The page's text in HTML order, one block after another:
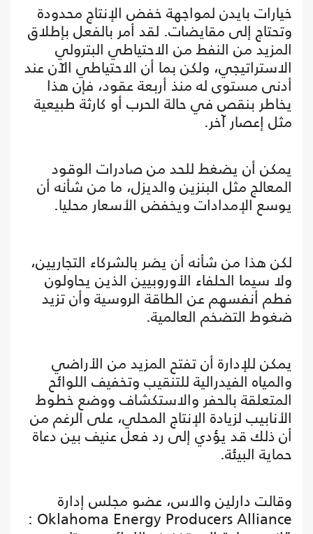
خيارات بايدن لمواجهة خفض الإنتاج محدودة
وتحتاج إلى مقايضات. لقد أمر بالفعل بإطلاق
المزيد من النفط من الاحتياطي البترولي
الاستراتيجي، ولكن بما أن الاحتياطي الآن عند
أدنى مستوى له منذ أربعة عقود، فإن هذا
يخاطر بنقص في حالة الحرب أو كارثة طبيعية
مثل إعصار آخر.
يمكن أن يضغط للحد من صادرات الوقود
المعالج مثل البنزين والديزل، ما من شأنه أن
يوسع الإمدادات ويخفض الأسعار محليا.
لكن هذا من شأنه أن يضر بالشركاء التجاريين،
ولا سيما الحلفاء الأوروبيين الذين يحاولون
فطم أنفسهم عن الطاقة الروسية وأن تزيد
ضغوط التضخم العالمية.
يمكن للإدارة أن تفتح المزيد من الأراضي
والمياه الفيدرالية للتنقيب وتخفيف اللوائح
المتعلقة بالحفر والاستكشاف ووضع خطوط
الأنابيب لزيادة الإنتاج المحلي، على الرغم من
أن ذلك قد يؤدي إلى رد فعل عنيف بين دعاة
حماية البيئة.
وقالت دارلين والاس، عضو مجلس إدارة
Oklahoma Energy Producers Alliance :